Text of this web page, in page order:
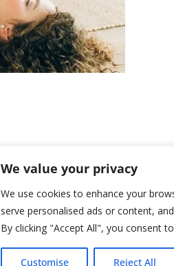
We value your privacy
We use cookies to enhance your
serve personalised ads or content,
By clicking "Accept All", you consent
Customise Reject All